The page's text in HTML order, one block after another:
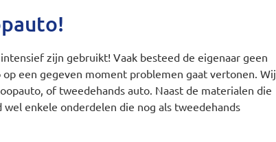
zijn gebruikt! Vaak besteed de eigenaar geen
een gegeven moment problemen gaat vertonen. Wij
of tweedehands auto. Naast de materialen die
enkele onderdelen die nog als tweedehands